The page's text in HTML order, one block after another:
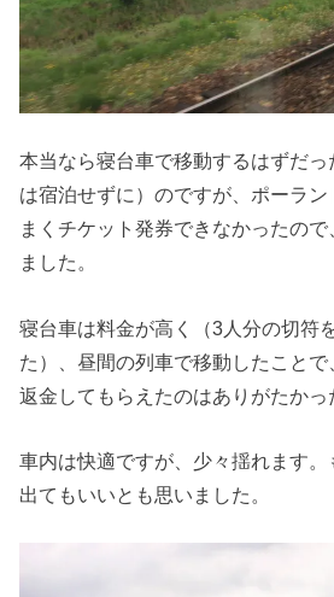
本当なら寝台車で移動するはずだ
は宿泊せずに）のですが、ポーラン
まくチケット発券できなかったので
ました。
寝台車は料金が高く（3人分の切符
た）、昼間の列車で移動したこと
返金してもらえたのはありがたかっ
車内は快適ですが、少々揺れます
出てもいいとも思いました。